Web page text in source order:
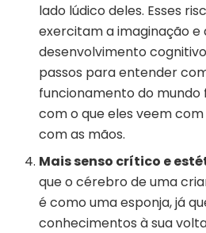
lado lúdico deles. Esses
exercitam a imaginação e
desenvolvimento
passos para entender
funcionamento do mundo
com o que eles veem
com as mãos.
Mais senso crítico e
que o cérebro de uma
é como uma esponja, já
conhecimentos à sua